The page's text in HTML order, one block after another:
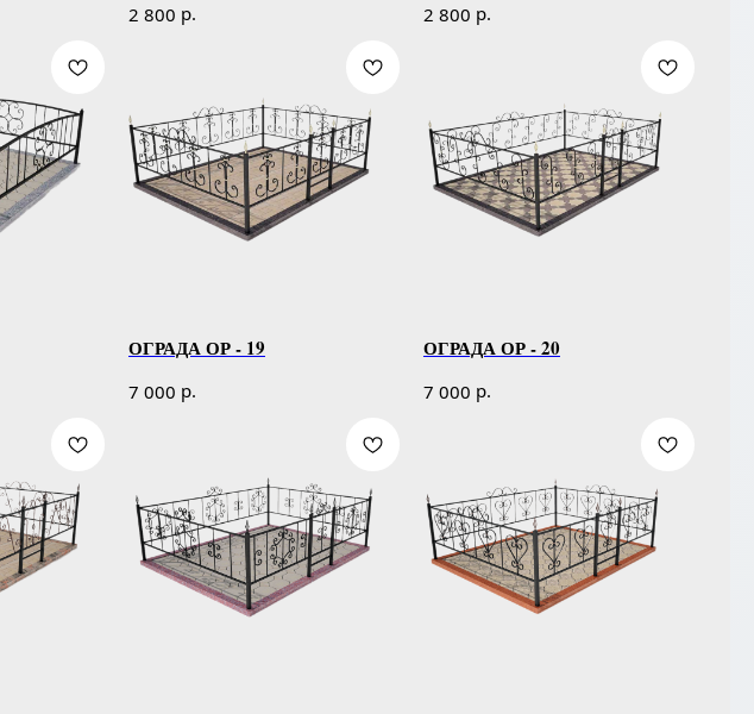
2 800 р. 2 800 р.
ОГРАДА ОР - 19
7 000 р.
ОГРАДА ОР - 20
7 000 р.